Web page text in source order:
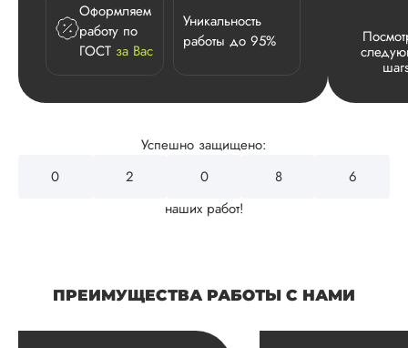
Оформляем
работу по
ГОСТ за Вас
Уникальность
работы до 95%
Успешно защищено:
2
3
4
2
0
наших работ!
ПРЕИМУЩЕСТВА РАБОТЫ С НАМИ